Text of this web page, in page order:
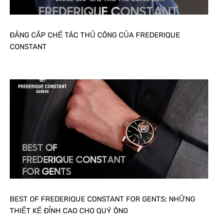
ĐẲNG CẤP CHẾ TÁC THỦ CÔNG CỦA FREDERIQUE
CONSTANT
BEST OF FREDERIQUE CONSTANT FOR GENTS: NHỮNG
THIẾT KẾ ĐỈNH CAO CHO QUÝ ÔNG